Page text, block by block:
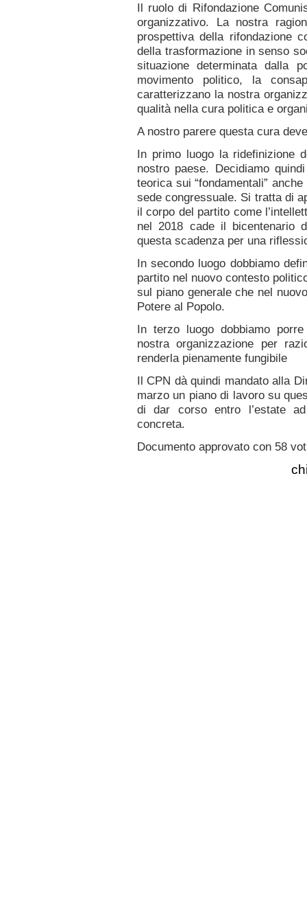
Il ruolo di Rifondazione
organizzativo. La nostra
prospettiva della rifondazione
della trasformazione in senso
situazione determinata dalla
movimento politico, la
caratterizzano la nostra
qualità nella cura politica e
A nostro parere questa cura
In primo luogo la ridefinizione
nostro paese. Decidiamo
teorica sui “fondamentali”
sede congressuale. Si tratta di
il corpo del partito come
nel 2018 cade il bicentenario
questa scadenza per una
In secondo luogo dobbiamo
partito nel nuovo contesto
sul piano generale che nel
Potere al Popolo.
In terzo luogo dobbiamo
nostra organizzazione per
renderla pienamente fungibile
Il CPN dà quindi mandato alla
marzo un piano di lavoro su
di dar corso entro l’estate
concreta.
Documento approvato con 58